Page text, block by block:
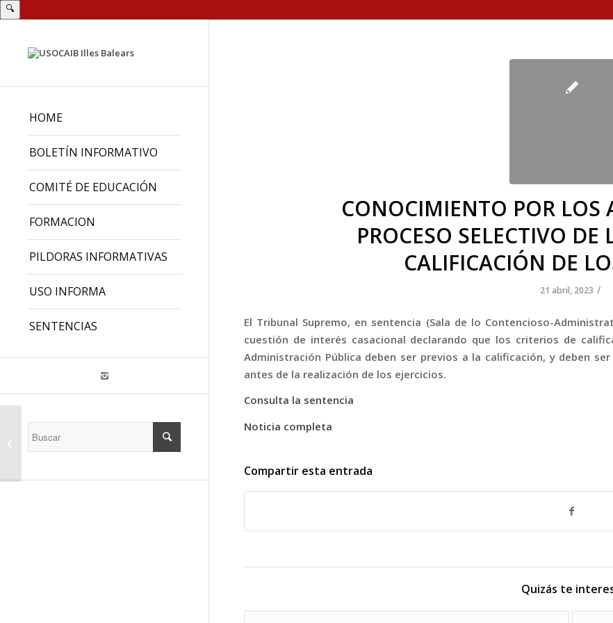
🔍
HOME
BOLETÍN INFORMATIVO
COMITÉ DE EDUCACIÓN
FORMACION
PILDORAS INFORMATIVAS
USO INFORMA
SENTENCIAS
CONOCIMIENTO POR LOS
PROCESO SELECTIVO DE
CALIFICACIÓN DE
21 abril, 2023 /
El Tribunal Supremo, en sentencia (Sala de lo Contencioso-
cuestión de interés casacional declarando que los criterios de
Administración Pública deben ser previos a la calificación, y deben
antes de la realización de los ejercicios.
Consulta la sentencia
Noticia completa
Compartir esta entrada
Quizás te
BOLETÍN
INFORMATIVO 3/2023